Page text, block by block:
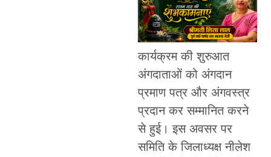
कार्यक्रम की शुरुआत
अंगदाताओं को अंगदान
प्रमाण पत्र और अंगवस्त्र
प्रदान कर सम्मानित करने
से हुई। इस अवसर पर
समिति के जिलाध्यक्ष नीलेश